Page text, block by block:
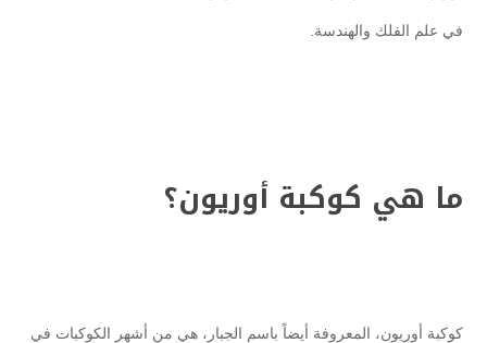
في علم الفلك والهندسة.
ما هي كوكبة أوريون؟
كوكبة أوريون، المعروفة أيضاً باسم الجبار، هي من أشهر الكوكبات في